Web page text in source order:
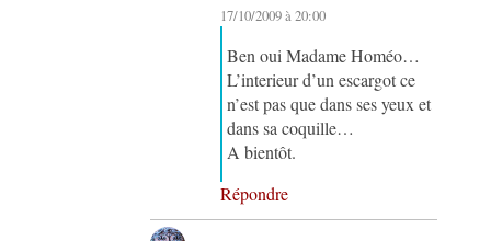
17/10/2009 à 20:00
Ben oui Madame Homéo…
L’interieur d’un escargot ce
n’est pas que dans ses yeux et
dans sa coquille…
A bientôt.
Répondre